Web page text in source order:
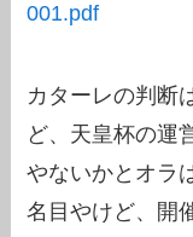
001.pdf
カターレの判断
ど、天皇杯の運
やないかとオラ
名目やけど、開